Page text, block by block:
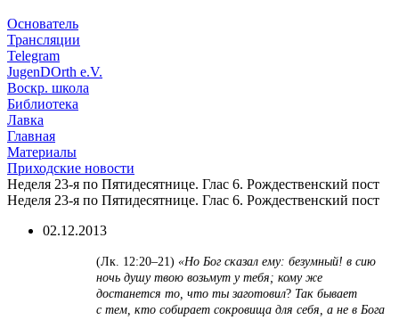
Основатель
Трансляции
Telegram
JugenDOrth e.V.
Воскр. школа
Библиотека
Лавка
Главная
Материалы
Приходские новости
Неделя 23-я по Пятидесятнице. Глас 6. Рождественский пост
Неделя 23-я по Пятидесятнице. Глас 6. Рождественский пост
02.12.2013
(Лк. 12:20–21) «Но Бог сказал ему: безумный! в сию
ночь душу твою возьмут у тебя; кому же
достанется то, что ты заготовил? Так бывает
с тем, кто собирает сокровища для себя, а не в Бога